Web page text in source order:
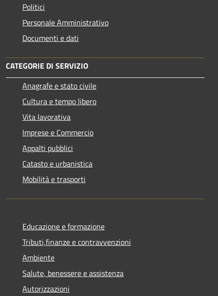
Politici
Personale Amministrativo
Documenti e dati
CATEGORIE DI SERVIZIO
Anagrafe e stato civile
Cultura e tempo libero
Vita lavorativa
Imprese e Commercio
Appalti pubblici
Catasto e urbanistica
Mobilità e trasporti
Educazione e formazione
Tributi,finanze e contravvenzioni
Ambiente
Salute, benessere e assistenza
Autorizzazioni